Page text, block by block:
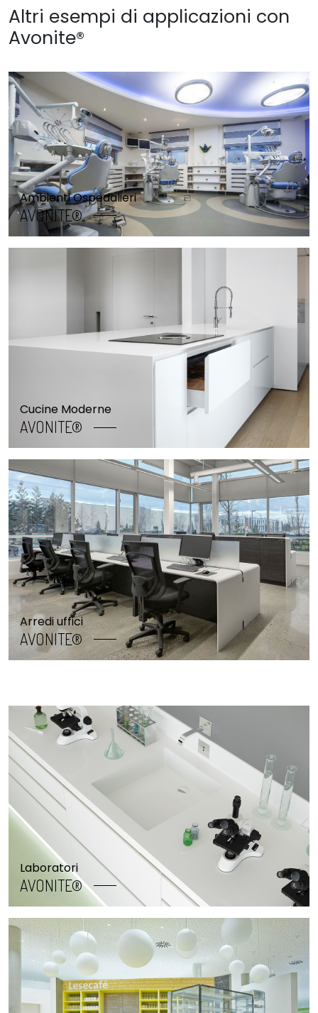
Altri esempi di applicazioni con
Avonite®
Ambienti Ospedalieri
AVONITE®
Cucine Moderne
AVONITE®
Arredi uffici
AVONITE®
Laboratori
AVONITE®